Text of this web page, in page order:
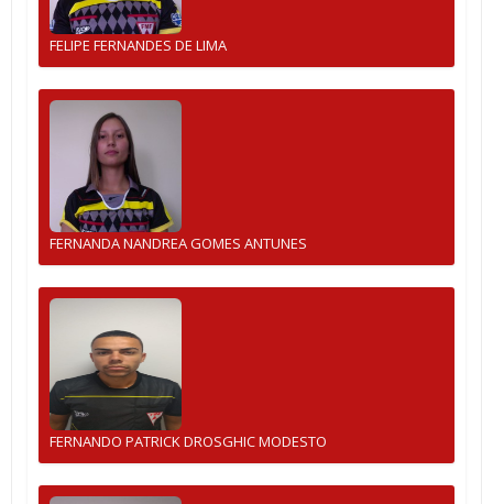
FELIPE FERNANDES DE LIMA
FERNANDA NANDREA GOMES ANTUNES
FERNANDO PATRICK DROSGHIC MODESTO